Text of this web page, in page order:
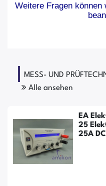
Weitere Fragen können
MESS- UND
Alle ansehen
EA
25
25A DC